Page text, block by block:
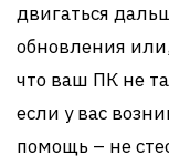
двигаться
обновления
что ваш ПК не
если у вас
помощь – не